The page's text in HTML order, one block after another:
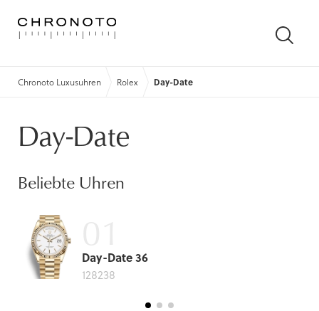
Chronoto Luxusuhren Rolex Day-Date
Day-Date
Beliebte Uhren
Day-Date 36
128238